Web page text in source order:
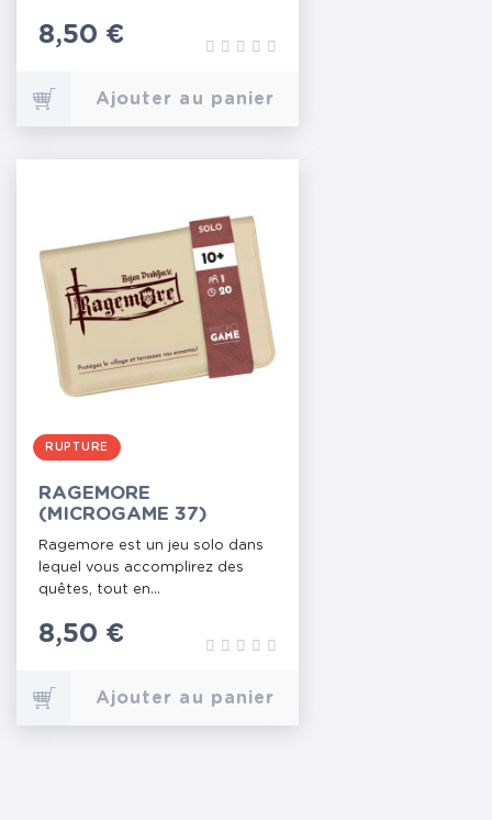
Prix
8,50 €
Ajouter au panier
RUPTURE
RAGEMORE
(MICROGAME 37)
Ragemore est un jeu solo dans
lequel vous accomplirez des
quêtes, tout en...
Prix
8,50 €
Ajouter au panier